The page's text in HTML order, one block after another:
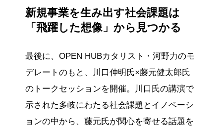
新規事業を生み出す社会課題は
「飛躍した想像」から見つかる
最後に、OPEN HUBカタリスト・河野力のモ
デレートのもと、川口伸明氏×藤元健太郎氏
のトークセッションを開催。川口氏の講演で
示された多岐にわたる社会課題とイノベーシ
ョンの中から、藤元氏が関心を寄せる話題を